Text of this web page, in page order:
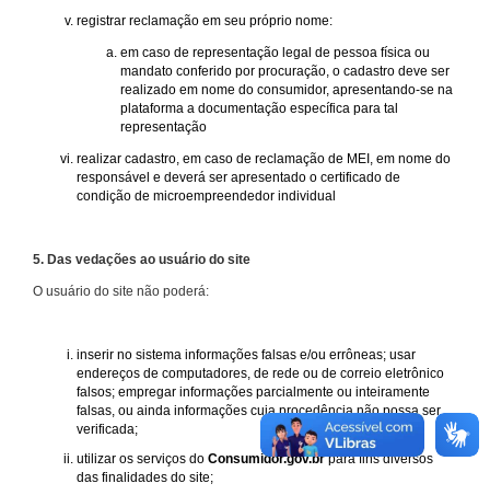
registrar reclamação em seu próprio nome:
em caso de representação legal de pessoa física ou
mandato conferido por procuração, o cadastro deve ser
realizado em nome do consumidor, apresentando-se na
plataforma a documentação específica para tal
representação
realizar cadastro, em caso de reclamação de MEI, em nome do
responsável e deverá ser apresentado o certificado de
condição de microempreendedor individual
5. Das vedações ao usuário do site
O usuário do site não poderá:
inserir no sistema informações falsas e/ou errôneas; usar
endereços de computadores, de rede ou de correio eletrônico
falsos; empregar informações parcialmente ou inteiramente
falsas, ou ainda informações cuja procedência não possa ser
verificada;
utilizar os serviços do Consumidor.gov.brpara fins diversos
das finalidades do site;